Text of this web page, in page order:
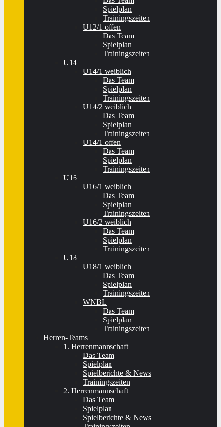
Spielplan
Trainingszeiten
U12/1 offen
Das Team
Spielplan
Trainingszeiten
U14
U14/1 weiblich
Das Team
Spielplan
Trainingszeiten
U14/2 weiblich
Das Team
Spielplan
Trainingszeiten
U14/1 offen
Das Team
Spielplan
Trainingszeiten
U16
U16/1 weiblich
Das Team
Spielplan
Trainingszeiten
U16/2 weiblich
Das Team
Spielplan
Trainingszeiten
U18
U18/1 weiblich
Das Team
Spielplan
Trainingszeiten
WNBL
Das Team
Spielplan
Trainingszeiten
Herren-Teams
1. Herrenmannschaft
Das Team
Spielplan
Spielberichte & News
Trainingszeiten
2. Herrenmannschaft
Das Team
Spielplan
Spielberichte & News